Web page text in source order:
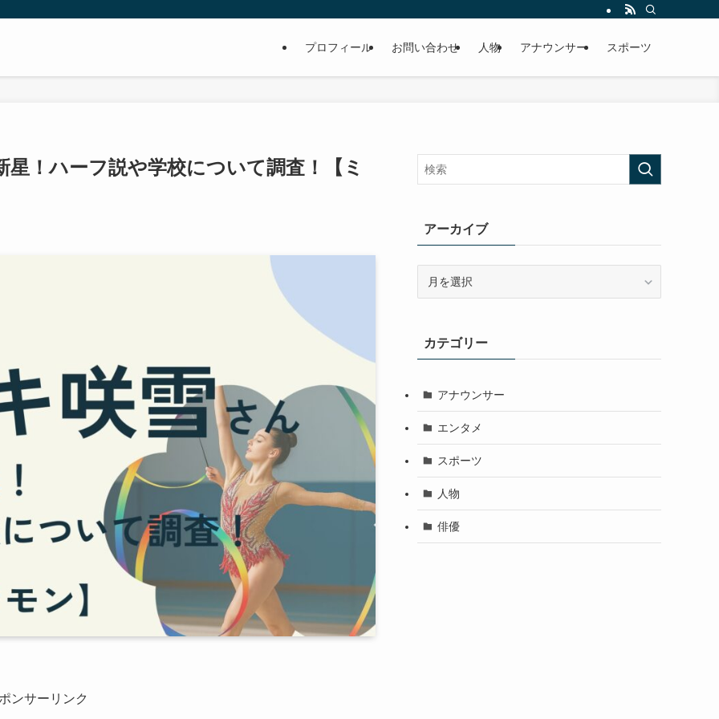
プロフィール お問い合わせ 人物 アナウンサー スポーツ
！ハーフ説や学校について調査！【ミ
ンサーリンク
アーカイブ
ブカテゴリー
アナウンサー
エンタメ
スポーツ
人物
俳優